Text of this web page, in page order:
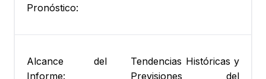
Pronóstico:
Alcance del
Informe:
Tendencias Históricas y
Previsiones del